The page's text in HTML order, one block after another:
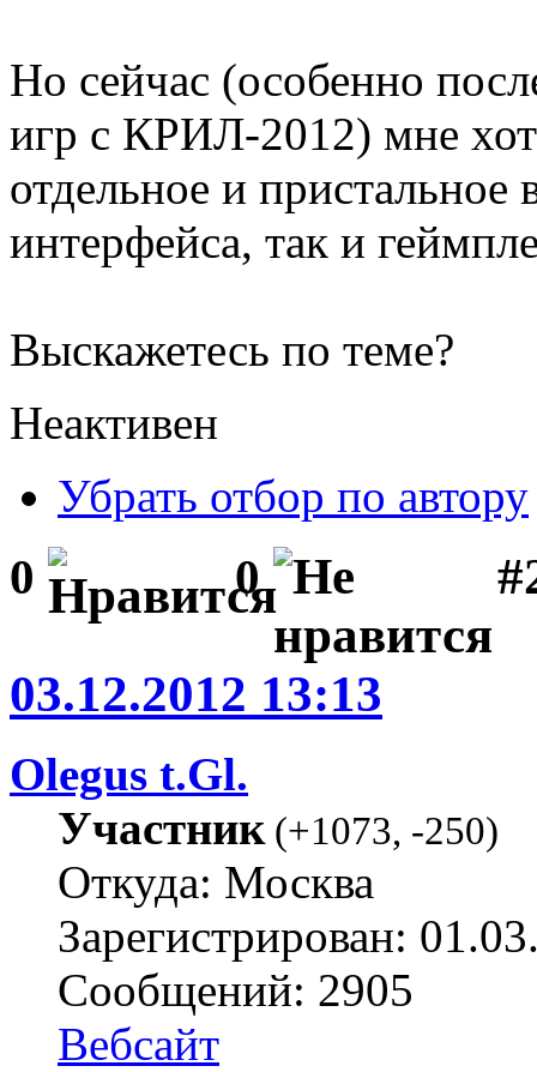
Но сейчас (особенно
игр с КРИЛ-2012) мне
отдельное и
интерфейса, так и
Выскажетесь по теме?
Неактивен
Убрать отбор по автору
0 0
03.12.2012 13:13
Olegus t.Gl.
Участник(+1073, -250)
Откуда: Москва
Зарегистрирован:
Сообщений: 2905
Вебсайт